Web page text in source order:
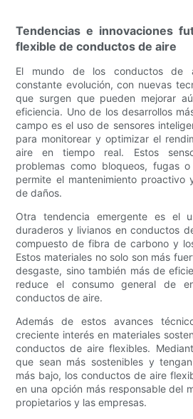
Tendencias e innovaciones
flexible de conductos de aire
El mundo de los conductos de
constante evolución, con nuevas
que surgen que pueden mejorar
eficiencia. Uno de los desarrollos
campo es el uso de sensores
para monitorear y optimizar el
aire en tiempo real. Estos
problemas como bloqueos, fugas
permite el mantenimiento proactivo
de daños.
Otra tendencia emergente es el
duraderos y livianos en conductos
compuesto de fibra de carbono y
Estos materiales no solo son más
desgaste, sino también más de
reduce el consumo general de
conductos de aire.
Además de estos avances
creciente interés en materiales
conductos de aire flexibles.
que sean más sostenibles y
más bajo, los conductos de aire
en una opción más responsable del
propietarios y las empresas.